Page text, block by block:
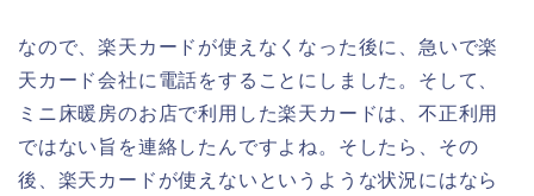
なので、楽天カードが使えなくなった後に、急いで楽
天カード会社に電話をすることにしました。そして、
ミニ床暖房のお店で利用した楽天カードは、不正利用
ではない旨を連絡したんですよね。そしたら、その
後、楽天カードが使えないというような状況にはなら